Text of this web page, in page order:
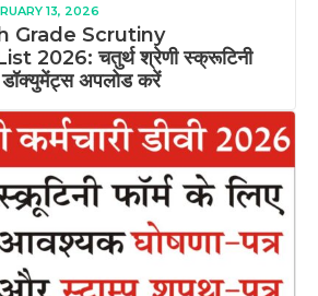
13, 2026
Grade Scrutiny
2026: चतुर्थ श्रेणी स्क्रूटिनी
डॉक्युमेंट्स अपलोड करें